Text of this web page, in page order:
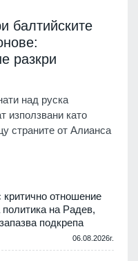
балтийските
разкри
над руска
използвани като
страните от Алианса
критично отношение
на Радев,
подкрепа
06.08.2026г.